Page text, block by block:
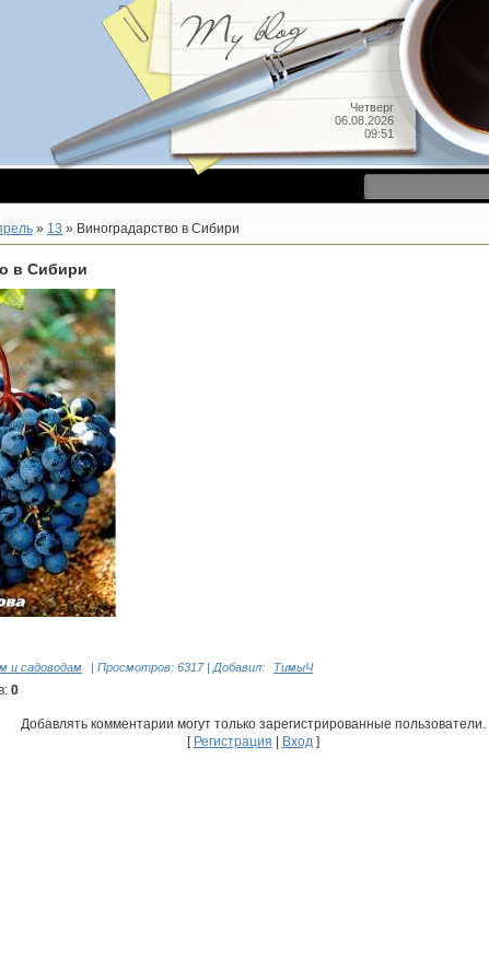
Четверг
06.08.2026
09:51
» 13 » Виноградарство в Сибири
в Сибири
и садоводам | Просмотров: 6317 | Добавил: ТимыЧ
: 0
Добавлять комментарии могут только зарегистрированные пользователи.
[ Регистрация Вход]